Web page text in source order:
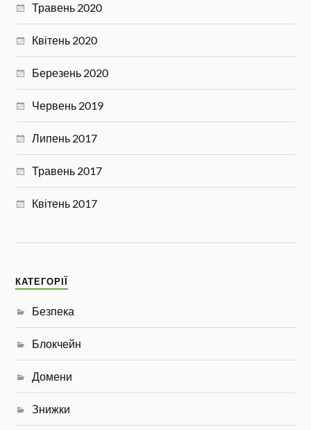
Травень 2020
Квітень 2020
Березень 2020
Червень 2019
Липень 2017
Травень 2017
Квітень 2017
КАТЕГОРІЇ
Безпека
Блокчейн
Домени
Знижки